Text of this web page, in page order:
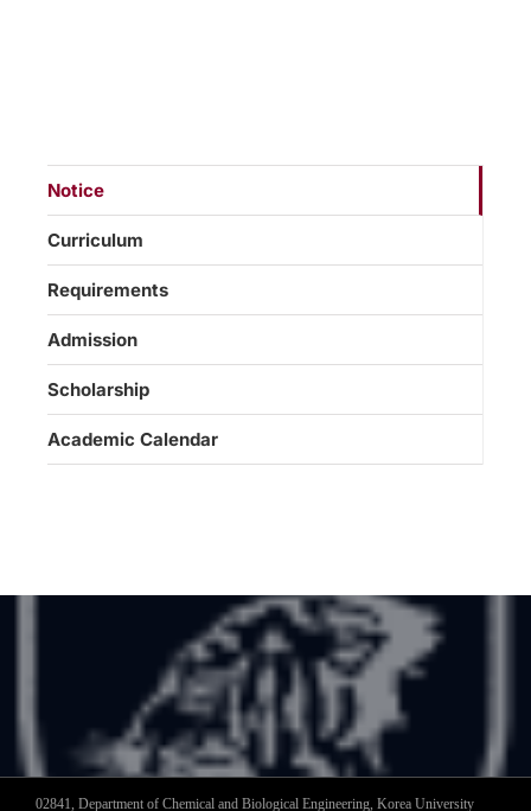
Notice
Curriculum
Requirements
Admission
Scholarship
Academic Calendar
02841, Department of Chemical and Biological Engineering, Korea University